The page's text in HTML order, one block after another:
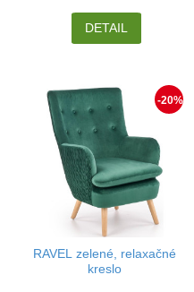
DETAIL
-20%
RAVEL zelené, relaxačné
kreslo